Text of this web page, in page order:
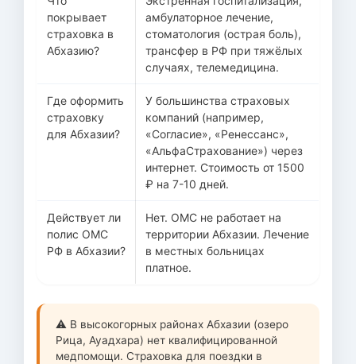
покрывает
страховка в
Абхазию?
амбулаторное лечение,
стоматология (острая боль),
трансфер в РФ при тяжёлых
случаях, телемедицина.
Где оформить
страховку
для Абхазии?
У большинства страховых
компаний (например,
«Согласие», «Ренессанс»,
«АльфаСтрахование») через
интернет. Стоимость от 1500
₽ на 7-10 дней.
Действует ли
полис ОМС
РФ в Абхазии?
Нет. ОМС не работает на
территории Абхазии. Лечение
в местных больницах
платное.
⚠️ В высокогорных районах Абхазии (озеро
Рица, Ауадхара) нет квалифицированной
медпомощи. Страховка для поездки в